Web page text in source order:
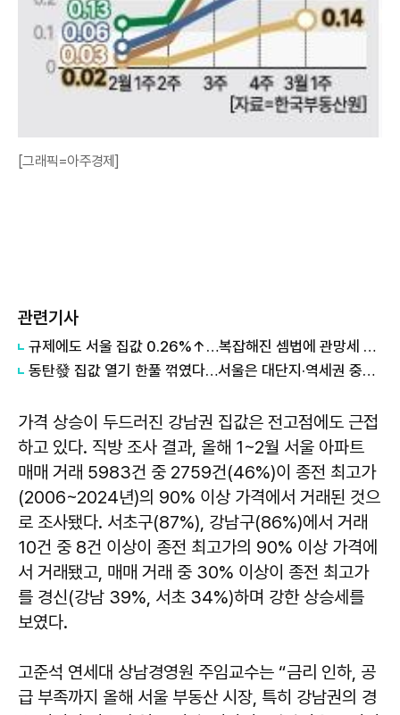
[그래픽=아주경제]
관련기사
규제에도 서울 집값 0.26%↑…복잡해진 셈법에 관망세 장기화되나
동탄發 집값 열기 한풀 꺾였다…서울은 대단지·역세권 중심 강세
가격 상승이 두드러진 강남권 집값은 전고점에도 근접
하고 있다. 직방 조사 결과, 올해 1~2월 서울 아파트
매매 거래 5983건 중 2759건(46%)이 종전 최고가
(2006~2024년)의 90% 이상 가격에서 거래된 것으
로 조사됐다. 서초구(87%), 강남구(86%)에서 거래
10건 중 8건 이상이 종전 최고가의 90% 이상 가격에
서 거래됐고, 매매 거래 중 30% 이상이 종전 최고가
를 경신(강남 39%, 서초 34%)하며 강한 상승세를
보였다.
고준석 연세대 상남경영원 주임교수는 “금리 인하, 공
급 부족까지 올해 서울 부동산 시장, 특히 강남권의 경